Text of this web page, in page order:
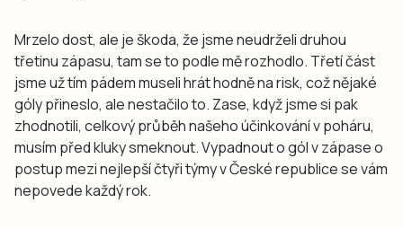
Mrzelo dost, ale je škoda, že jsme neudrželi druhou
třetinu zápasu, tam se to podle mě rozhodlo. Třetí část
jsme už tím pádem museli hrát hodně na risk, což nějaké
góly přineslo, ale nestačilo to. Zase, když jsme si pak
zhodnotili, celkový průběh našeho účinkování v poháru,
musím před kluky smeknout. Vypadnout o gól v zápase o
postup mezi nejlepší čtyři týmy v České republice se vám
nepovede každý rok.